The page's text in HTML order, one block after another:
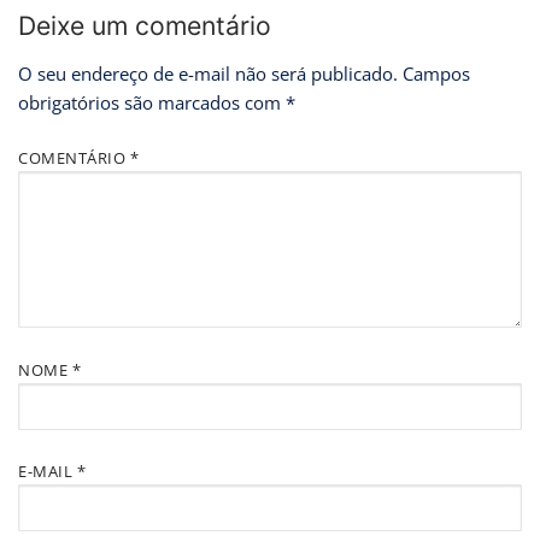
Deixe um comentário
O seu endereço de e-mail não será publicado. Campos
obrigatórios são marcados com *
COMENTÁRIO *
NOME *
E-MAIL *